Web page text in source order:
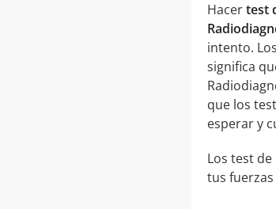
Hacertest
intento.
significa
que los
esperar y
Los test
tus